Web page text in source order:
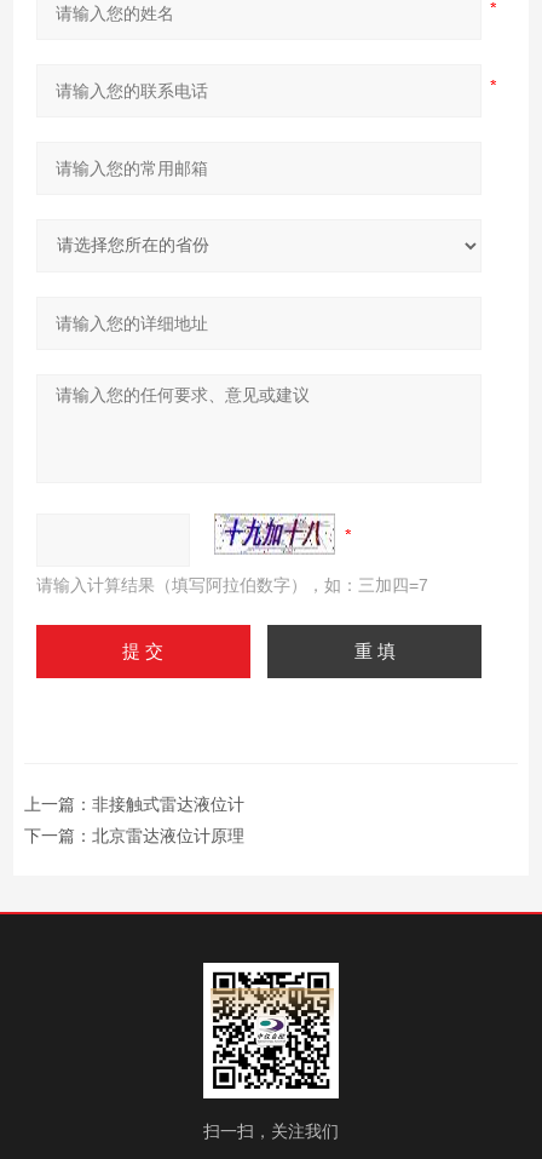
请输入计算结果（填写阿拉伯数字），如：三加四=7
上一篇： 非接触式雷达液位计
下一篇： 北京雷达液位计原理
扫一扫，关注我们